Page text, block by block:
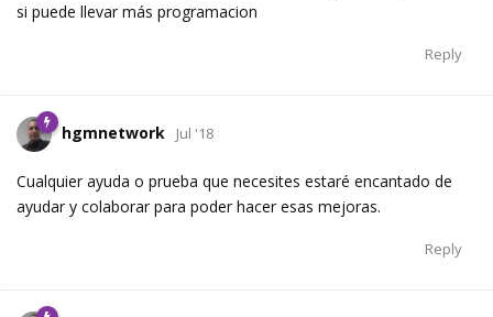
si puede llevar más programacion
Reply
hgmnetwork Jul '18
Cualquier ayuda o prueba que necesites estaré encantado de
ayudar y colaborar para poder hacer esas mejoras.
Reply